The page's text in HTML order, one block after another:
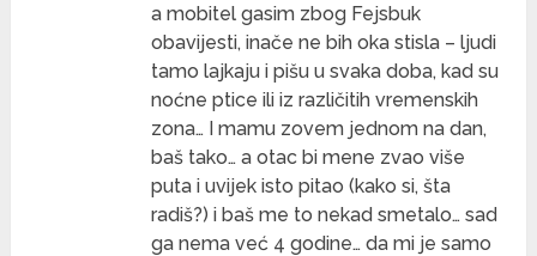
a mobitel gasim zbog Fejsbuk
obavijesti, inače ne bih oka stisla – ljudi
tamo lajkaju i pišu u svaka doba, kad su
noćne ptice ili iz različitih vremenskih
zona… I mamu zovem jednom na dan,
baš tako… a otac bi mene zvao više
puta i uvijek isto pitao (kako si, šta
radiš?) i baš me to nekad smetalo… sad
ga nema već 4 godine… da mi je samo